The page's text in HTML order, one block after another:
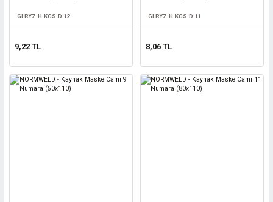
GLRYZ.H.KCS.D.12
9,22 TL
GLRYZ.H.KCS.D.11
8,06 TL